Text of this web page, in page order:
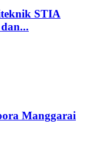
STIA
Manggarai